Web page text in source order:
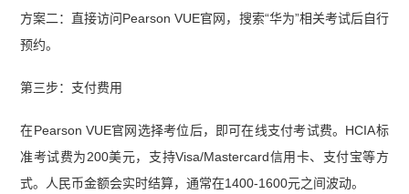
方案二：直接访问Pearson VUE官网，搜索“华为”相关考试后自行
预约。
第三步：支付费用
在Pearson VUE官网选择考位后，即可在线支付考试费。HCIA标
准考试费为200美元，支持Visa/Mastercard信用卡、支付宝等方
式。人民币金额会实时结算，通常在1400-1600元之间波动。